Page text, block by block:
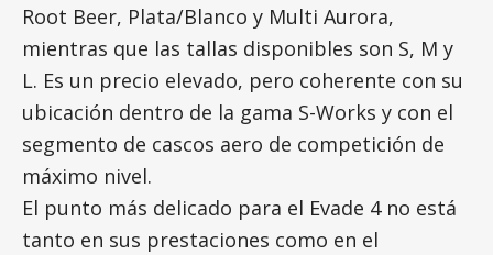
Root Beer, Plata/Blanco y Multi Aurora,
mientras que las tallas disponibles son S, M y
L. Es un precio elevado, pero coherente con su
ubicación dentro de la gama S-Works y con el
segmento de cascos aero de competición de
máximo nivel.
El punto más delicado para el Evade 4 no está
tanto en sus prestaciones como en el